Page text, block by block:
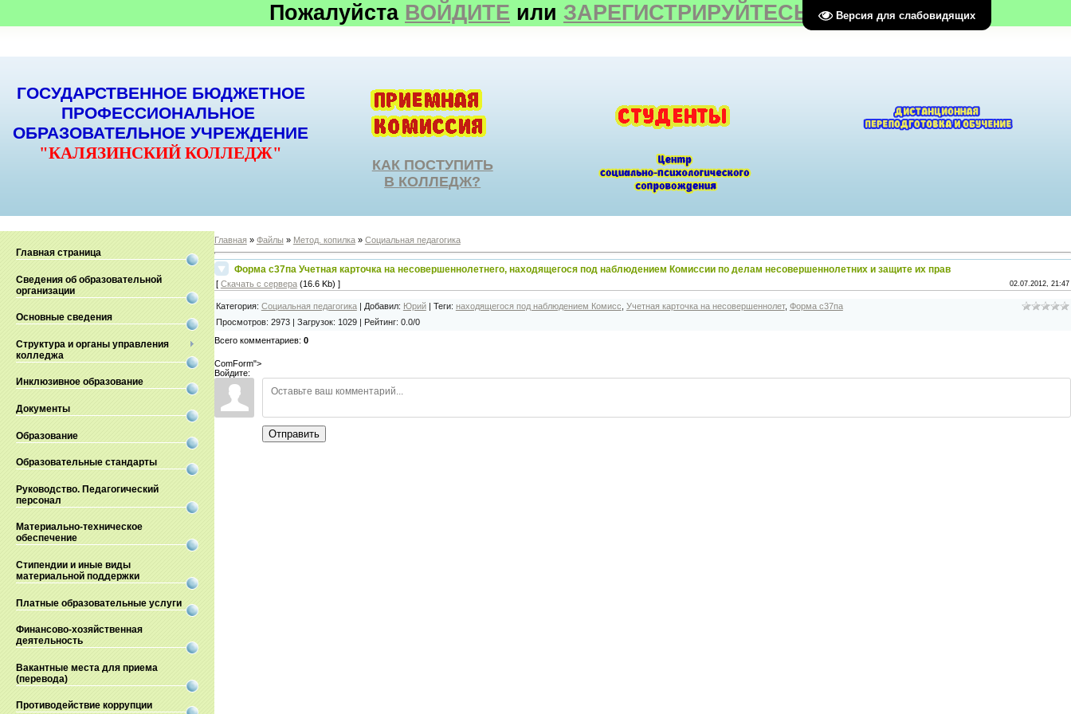
Версия для слабовидящих
Пожалуйста ВОЙДИТЕ или ЗАРЕГИСТРИРУЙТЕСЬ
ГОСУДАРСТВЕННОЕ БЮДЖЕТНОЕ
ПРОФЕССИОНАЛЬНОЕ
ОБРАЗОВАТЕЛЬНОЕ УЧРЕЖДЕНИЕ
"КАЛЯЗИНСКИЙ КОЛЛЕДЖ"
КАК ПОСТУПИТЬ
В КОЛЛЕДЖ?
Главная страница
Сведения об образовательной
организации
Основные сведения
Структура и органы управления
колледжа
Инклюзивное образование
Документы
Образование
Образовательные стандарты
Руководство. Педагогический
персонал
Материально-техническое
обеспечение
Стипендии и иные виды
материальной поддержки
Платные образовательные услуги
Финансово-хозяйственная
деятельность
Вакантные места для приема
(перевода)
Противодействие коррупции
Главная» Файлы » Метод. копилка» Социальная педагогика
Форма с37па Учетная карточка на несовершеннолетнего, находящегося под наблюдением Комиссии по делам несовершеннолетних и защите их прав
[ Скачать с сервера(16.6 Kb) ] 02.07.2012, 21:47
Категория: Социальная педагогика| Добавил: Юрий| Теги: находящегося под наблюдением Комисс Учетная карточка на несовершеннолет, Форма с37па
Просмотров: 2973| Загрузок: 1029 | Рейтинг: 0.0/0
Всего комментариев: 0
ComForm">
Войдите:
Отправить